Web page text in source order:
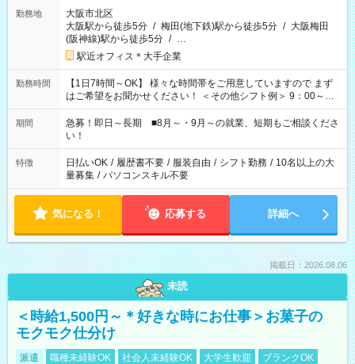
勤務地
大阪市北区
大阪駅から徒歩5分 / 梅田(地下鉄)駅から徒歩5分 / 大阪梅田
(阪神線)駅から徒歩5分 / …
駅近オフィス＊大手企業
勤務時間
【1日7時間～OK】 様々な時間帯をご用意していますので まず
はご希望をお聞かせください！ ＜その他シフト例＞ 9：00～
17：00 11：00～20：00 などなど！その他のお時間もOKで
す！
期間
急募！即日～長期 ■8月～・9月～の就業、短期もご相談くださ
い！
特徴 日払いOK / 履歴書不要 / 服装自由 / シフト勤務 / 10名以上の大
量募集 / パソコンスキル不要
気になる！ 応募する 詳細へ
掲載日：2026.08.06
未読
＜時給1,500円～＊好きな時にお仕事＞お菓子の
モクモク仕分け
派遣 職種未経験OK 社会人未経験OK 大学生歓迎
ブランクOK